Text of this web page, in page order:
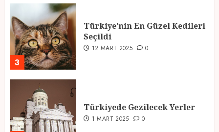
3
Türkiye’nin En Güzel Kedileri
Seçildi
12 MART 2025 0
Türkiyede Gezilecek Yerler
1 MART 2025 0